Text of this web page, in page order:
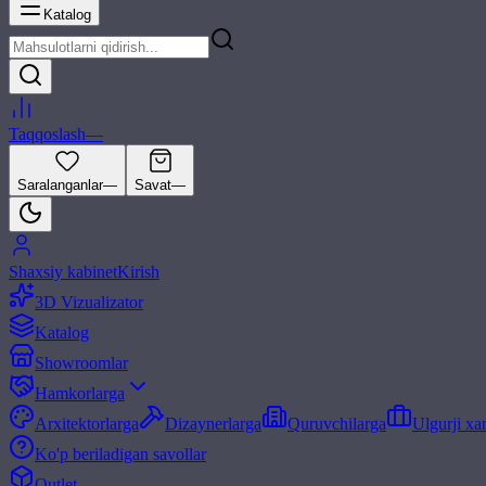
Katalog
Taqqoslash—
Saralanganlar— Savat—
Shaxsiy kabinetKirish
3D Vizualizator
Katalog
Showroomlar
Hamkorlarga
Arxitektorlarga
Dizaynerlarga Quruvchilarga
Ulgurji
Ko'p beriladigan savollar